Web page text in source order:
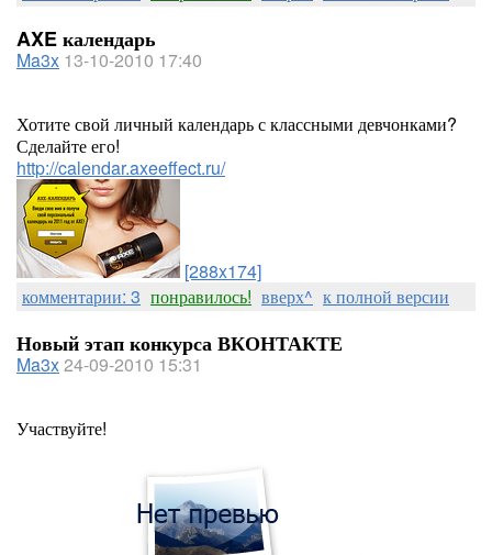
AXE календарь
Ma3x 13-10-2010 17:40
Хотите свой личный календарь с классными девчонками?
Сделайте его!
http://calendar.axeeffect.ru/
[288x174]
комментарии: 3 понравилось! вверх^ к полной версии
Новый этап конкурса ВКОНТАКТЕ
Ma3x24-09-2010 15:31
Участвуйте!